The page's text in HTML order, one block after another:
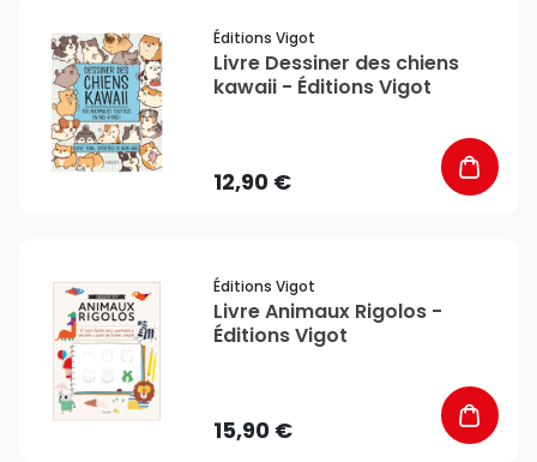
Éditions Vigot
Livre Dessiner des chiens
kawaii - Éditions Vigot
12,90 €
Éditions Vigot
Livre Animaux Rigolos -
Éditions Vigot
15,90 €